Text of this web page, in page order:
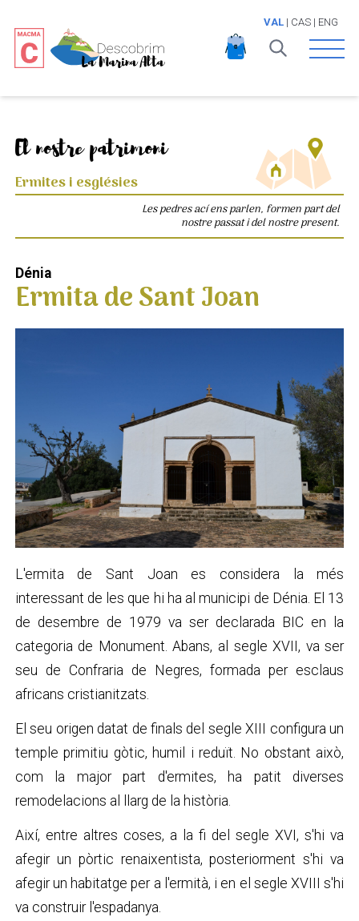
VAL| CAS| ENG
Open
El nostre patrimoni
Ermites i esglésies
Les pedres ací ens parlen, formen part del
nostre passat i del nostre present.
Dénia
Ermita de Sant Joan
L'ermita de Sant Joan es considera la més
interessant de les que hi ha al municipi de Dénia. El 13
de desembre de 1979 va ser declarada BIC en la
categoria de Monument. Abans, al segle XVII, va ser
seu de Confraria de Negres, formada per esclaus
africans cristianitzats.
El seu origen datat de finals del segle XIII configura un
temple primitiu gòtic, humil i reduït. No obstant això,
com la major part d'ermites, ha patit diverses
remodelacions al llarg de la història.
Així, entre altres coses, a la fi del segle XVI, s'hi va
afegir un pòrtic renaixentista, posteriorment s'hi va
afegir un habitatge per a l'ermità, i en el segle XVIII s'hi
va construir l'espadanya.